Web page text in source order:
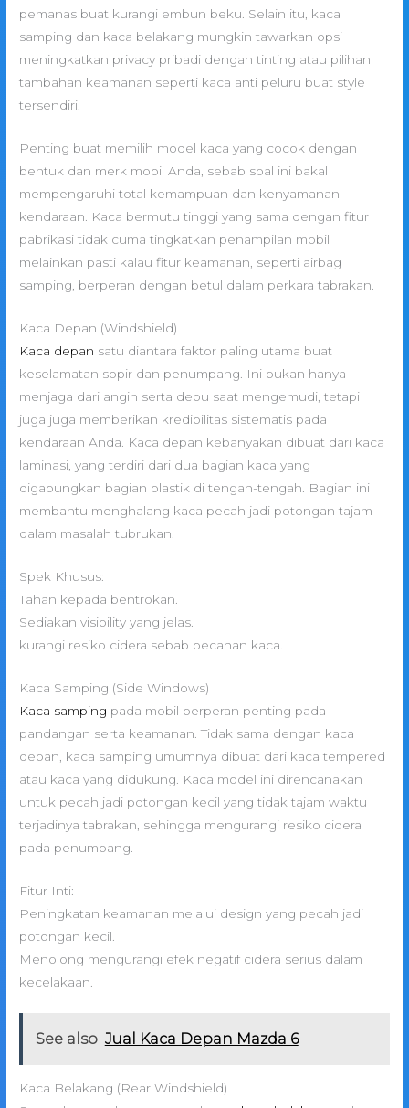
pemanas buat kurangi embun beku. Selain itu, kaca
samping dan kaca belakang mungkin tawarkan opsi
meningkatkan privacy pribadi dengan tinting atau pilihan
tambahan keamanan seperti kaca anti peluru buat style
tersendiri.
Penting buat memilih model kaca yang cocok dengan
bentuk dan merk mobil Anda, sebab soal ini bakal
mempengaruhi total kemampuan dan kenyamanan
kendaraan. Kaca bermutu tinggi yang sama dengan fitur
pabrikasi tidak cuma tingkatkan penampilan mobil
melainkan pasti kalau fitur keamanan, seperti airbag
samping, berperan dengan betul dalam perkara tabrakan.
Kaca Depan (Windshield)
Kaca depan satu diantara faktor paling utama buat
keselamatan sopir dan penumpang. Ini bukan hanya
menjaga dari angin serta debu saat mengemudi, tetapi
juga juga memberikan kredibilitas sistematis pada
kendaraan Anda. Kaca depan kebanyakan dibuat dari kaca
laminasi, yang terdiri dari dua bagian kaca yang
digabungkan bagian plastik di tengah-tengah. Bagian ini
membantu menghalang kaca pecah jadi potongan tajam
dalam masalah tubrukan.
Spek Khusus:
Tahan kepada bentrokan.
Sediakan visibility yang jelas.
kurangi resiko cidera sebab pecahan kaca.
Kaca Samping (Side Windows)
Kaca samping pada mobil berperan penting pada
pandangan serta keamanan. Tidak sama dengan kaca
depan, kaca samping umumnya dibuat dari kaca tempered
atau kaca yang didukung. Kaca model ini direncanakan
untuk pecah jadi potongan kecil yang tidak tajam waktu
terjadinya tabrakan, sehingga mengurangi resiko cidera
pada penumpang.
Fitur Inti:
Peningkatan keamanan melalui design yang pecah jadi
potongan kecil.
Menolong mengurangi efek negatif cidera serius dalam
kecelakaan.
See also Jual Kaca Depan Mazda 6
Kaca Belakang (Rear Windshield)